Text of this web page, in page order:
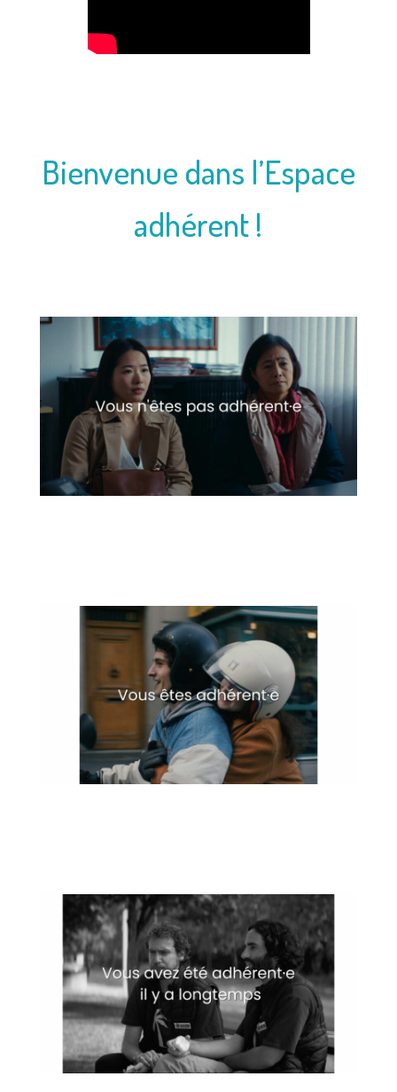
Bienvenue dans l’Espace
adhérent !